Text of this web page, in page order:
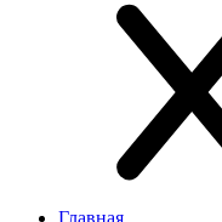
Главная